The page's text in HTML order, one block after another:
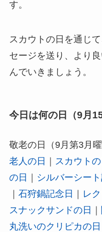
す。
スカウトの日を通じ
セージを送り、より
んでいきましょう。
今日は何の日（9月
敬老の日（9月第3月曜
老人の日 ｜ スカウトの
の日 ｜ シルバーシー
｜ 石狩鍋記念日 ｜ レ
スナックサンドの日 ｜
丸洗いのクリピカの日